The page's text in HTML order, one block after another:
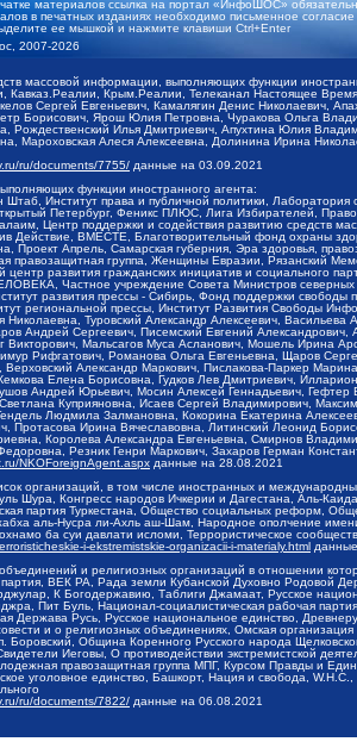
материалов ссылка на портал «ИнфоШОС»
в печатных изданиях необходимо письменное
ее мышкой и нажмите клавиши Ctrl+Enter
2007-2026
массовой информации, выполняющих функции
Кавказ.Реалии, Крым.Реалии, Телеканал Настоящее
Сергей Евгеньевич, Камалягин Денис Николаевич,
Борисович, Ярош Юлия Петровна, Чуракова Ольга
Рождественский Илья Дмитриевич, Апухтина Юлия
Мароховская Алеся Алексеевна, Долинина Ирина
ru/documents/7755/ данные на 03.09.2021
функции иностранного агента:
Штаб, Институт права и публичной политики,
Петербург, Феникс ПЛЮС, Лига Избирателей,
Центр поддержки и содействия развитию средств
Действие, ВМЕСТЕ, Благотворительный фонд охраны
Проект Апрель, Самарская губерния, Эра здоровья,
правозащитная группа, Женщины Евразии, Рязанский
центр развития гражданских инициатив и социального
Частное учреждение Совета Министров северных
развития прессы - Сибирь, Фонд поддержки
региональной прессы, Институт Развития Свободы
Туровский Александр Алексеевич,
Андрей Сергеевич, Писемский Евгений
Викторович, Мальсагов Муса Асланович, Мошель Ирина
Рифгатович, Романова Ольга Евгеньевна, Щаров
Александр Маркович, Пислакова-Паркер
Елена Борисовна, Гудков Лев Дмитриевич,
Андрей Юрьевич, Мосин Алексей Геннадьевич,
Куприяновна, Исаев Сергей Владимирович,
Людмила Залмановна, Кокорина Екатерина
Протасова Ирина Вячеславовна, Литинский Леонид
Королева Александра Евгеньевна, Смирнов
Резник Генри Маркович, Захаров Герман
NKOForeignAgent.aspx данные на 28.08.2021
организаций, в том числе иностранных и
Шура, Конгресс народов Ичкерии и Дагестана, Аль-
партия Туркестана, Общество социальных реформ,
аль-Нусра ли-Ахль аш-Шам, Народное ополчение
ба суи давлати исломи, Террористическое
i-ekstremistskie-organizacii-i-materialy.html
и религиозных организаций в отношении
ВЕК РА, Рада земли Кубанской Духовно Родовой
К Богодержавию, Таблиги Джамаат, Русское
Пит Буль, Национал-социалистическая рабочая
Держава Русь, Русское национальное единство,
и о религиозных объединениях, Омская
Боровский, Община Коренного Русского народа
Иеговы, О противодействии экстремистской
правозащитная группа МПГ, Курсом Правды и
уголовное единство, Башкорт, Нация и свобода,
ru/documents/7822/ данные на 06.08.2021